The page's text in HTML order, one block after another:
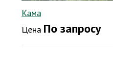
Кама
Цена По запросу